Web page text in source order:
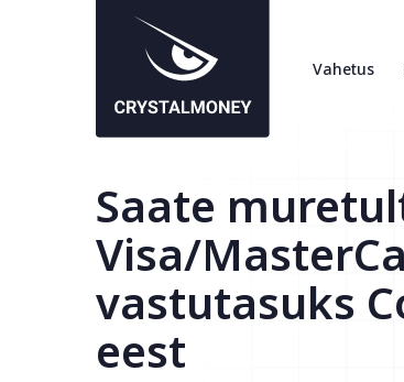
Vahetus
Saate
Visa/
vastutasuks
eest